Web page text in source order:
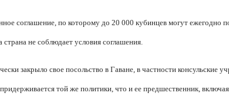
соглашение, по которому до 20 000 кубинцев могут ежегодно
не соблюдает условия соглашения.
закрыло свое посольство в Гаване, в частности консульские
той же политики, что и ее предшественник,